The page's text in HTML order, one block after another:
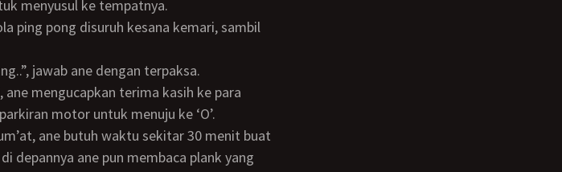
menyusul ke tempatnya.
jawab ane dengan terpaksa.
motor untuk menuju ke ‘O’.
depannya ane pun membaca plank yang